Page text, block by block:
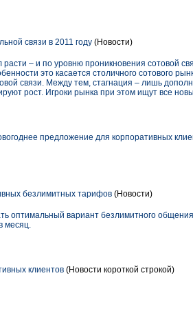
связи в 2011 году (Новости)
– и по уровню проникновения сотовой
это касается столичного сотового
связи. Между тем, стагнация – лишь
рост. Игроки рынка при этом ищут все
предложение для корпоративных
безлимитных тарифов (Новости)
оптимальный вариант безлимитного
месяц.
клиентов (Новости короткой строкой)